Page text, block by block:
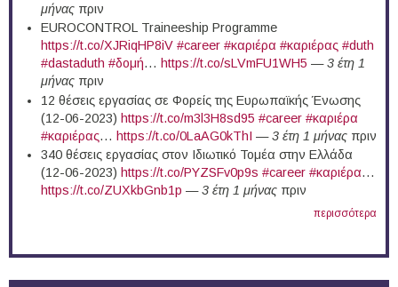
μήναςπριν
EUROCONTROL Traineeship Programme
https://t.co/XJRiqHP8iV #career #καριέρα #καριέρας #duth
#dastaduth #δομή… https://t.co/sLVmFU1WH5 —3 έτη 1
μήναςπριν
12 θέσεις εργασίας σε Φορείς της Ευρωπαϊκής Ένωσης
(12-06-2023) https://t.co/m3l3H8sd95 #career #καριέρα
#καριέρας… https://t.co/0LaAG0kThI —3 έτη 1 μήναςπριν
340 θέσεις εργασίας στον Ιδιωτικό Τομέα στην Ελλάδα
(12-06-2023) https://t.co/PYZSFv0p9s #career #καριέρα…
https://t.co/ZUXkbGnb1p —3 έτη 1 μήναςπριν
περισσότερα